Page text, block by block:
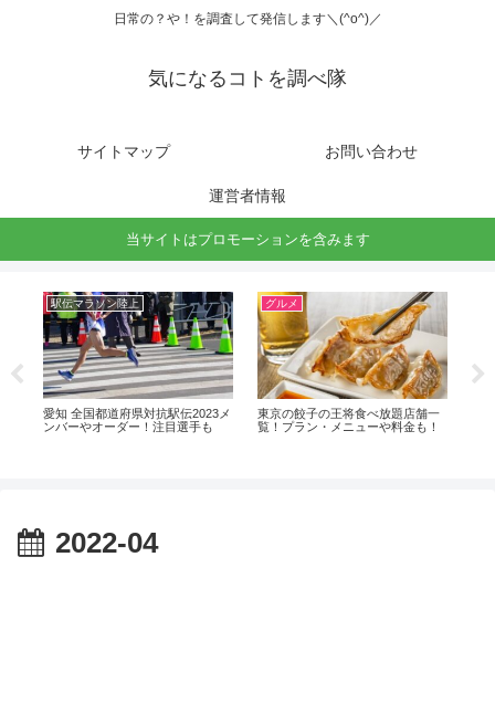
日常の？や！を調査して発信します＼(^o^)／
気になるコトを調べ隊
サイトマップ お問い合わせ
運営者情報
当サイトはプロモーションを含みます
駅伝マラソン陸上
愛知 全国都道府県対抗駅伝2023メ
ンバーやオーダー！注目選手も
グルメ
東京の餃子の王将食べ放題店舗一
覧！プラン・メニューや料金も！
2022-04